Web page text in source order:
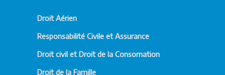
approche stratégique adaptée à sa
complexité. C’est pourquoi nous
personnaliséesintégrant les aspects
Droit Aérien
Responsabilité Civile et Assurance
Droit civil et Droit de la Consomation
Droit de la Famille